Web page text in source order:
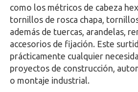
como los métricos de cabeza
tornillos de rosca chapa,
además de tuercas, arandelas,
accesorios de fijación. Este
prácticamente cualquier
proyectos de construcción,
o montaje industrial.